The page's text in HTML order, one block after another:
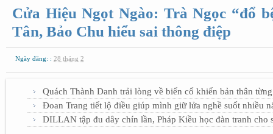
Cửa Hiệu Ngọt Ngào: Trà Ngọc “đổ
Tân, Bảo Chu hiểu sai thông điệp
Ngày đăng: : 28 tháng 2
Quách Thành Danh trải lòng về biến cố khiến bản thân
Đoan Trang tiết lộ điều giúp mình giữ lửa nghề suốt nhiều
DILLAN tập đu dây chín lần, Pháp Kiều học đàn tranh cho